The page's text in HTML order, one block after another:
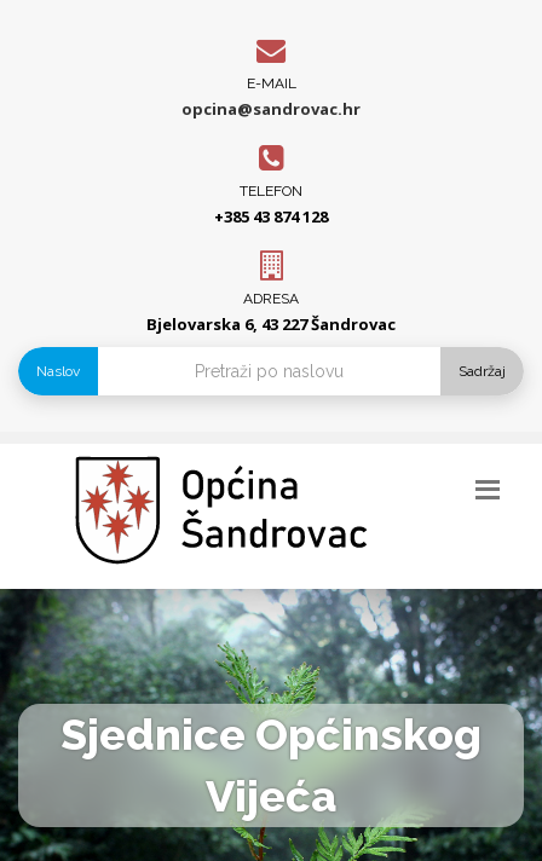
E-MAIL
opcina@sandrovac.hr
TELEFON
+385 43 874 128
ADRESA
Bjelovarska 6, 43 227 Šandrovac
Naslov Sadržaj
Sjednice Općinskog
Vijeća